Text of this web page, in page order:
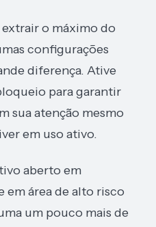
extrair o máximo do
configurações
diferença. Ative
para garantir
sua atenção mesmo
em uso ativo.
aberto em
em área de alto risco
um pouco mais de